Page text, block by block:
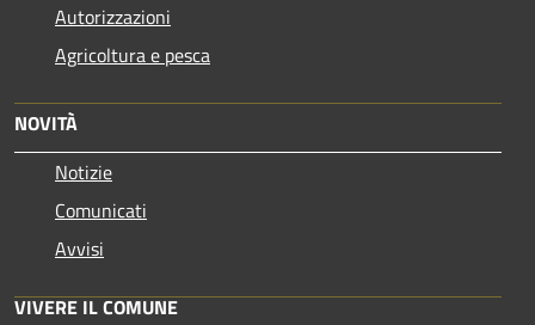
Autorizzazioni
Agricoltura e pesca
NOVITÀ
Notizie
Comunicati
Avvisi
VIVERE IL COMUNE